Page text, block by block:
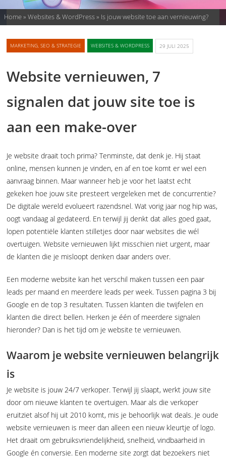
Home» Websites & WordPress» Is jouw website toe aan vernieuwing?
MARKETING, SEO & STRATEGIE WEBSITES & WORDPRESS 29 JULI 2025
Website vernieuwen, 7
signalen dat jouw site toe is
aan een make-over
Je website draait toch prima? Tenminste, dat denk je. Hij staat
online, mensen kunnen je vinden, en af en toe komt er wel een
aanvraag binnen. Maar wanneer heb je voor het laatst echt
gekeken hoe jouw site presteert vergeleken met de concurrentie?
De digitale wereld evolueert razendsnel. Wat vorig jaar nog hip was,
oogt vandaag al gedateerd. En terwijl jij denkt dat alles goed gaat,
lopen potentiële klanten stilletjes door naar websites die wél
overtuigen. Website vernieuwen lijkt misschien niet urgent, maar
de klanten die je misloopt denken daar anders over.
Een moderne website kan het verschil maken tussen een paar
leads per maand en meerdere leads per week. Tussen pagina 3 bij
Google en de top 3 resultaten. Tussen klanten die twijfelen en
klanten die direct bellen. Herken je één of meerdere signalen
hieronder? Dan is het tijd om je website te vernieuwen.
Waarom je website vernieuwen belangrijk
is
Je website is jouw 24/7 verkoper. Terwijl jij slaapt, werkt jouw site
door om nieuwe klanten te overtuigen. Maar als die verkoper
eruitziet alsof hij uit 2010 komt, mis je behoorlijk wat deals. Je oude
website vernieuwen is meer dan alleen een nieuw kleurtje of logo.
Het draait om gebruiksvriendelijkheid, snelheid, vindbaarheid in
Google én conversie. Een moderne site zorgt dat bezoekers niet